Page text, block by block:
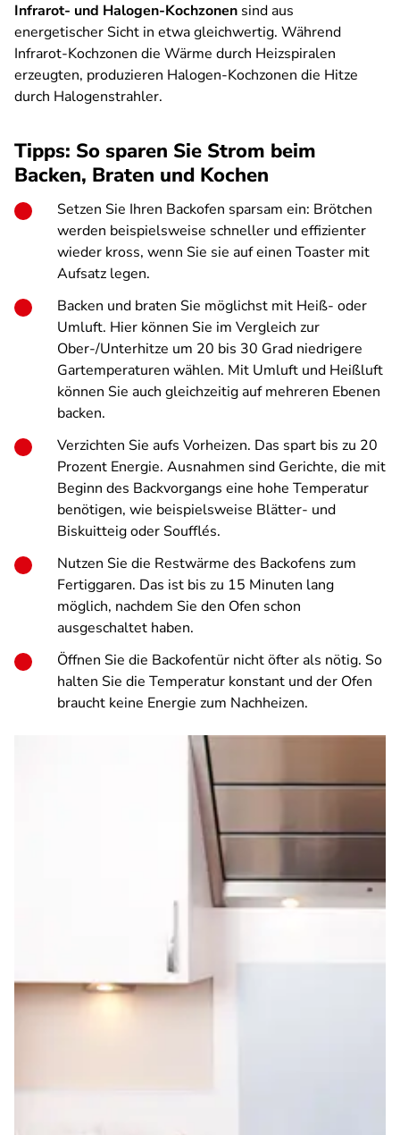
Infrarot- und Halogen-Kochzonen sind aus
energetischer Sicht in etwa gleichwertig. Während
Infrarot-Kochzonen die Wärme durch Heizspiralen
erzeugten, produzieren Halogen-Kochzonen die Hitze
durch Halogenstrahler.
Tipps: So sparen Sie Strom beim
Backen, Braten und Kochen
Setzen Sie Ihren Backofen sparsam ein: Brötchen
werden beispielsweise schneller und effizienter
wieder kross, wenn Sie sie auf einen Toaster mit
Aufsatz legen.
Backen und braten Sie möglichst mit Heiß- oder
Umluft. Hier können Sie im Vergleich zur
Ober-/Unterhitze um 20 bis 30 Grad niedrigere
Gartemperaturen wählen. Mit Umluft und Heißluft
können Sie auch gleichzeitig auf mehreren Ebenen
backen.
Verzichten Sie aufs Vorheizen. Das spart bis zu 20
Prozent Energie. Ausnahmen sind Gerichte, die mit
Beginn des Backvorgangs eine hohe Temperatur
benötigen, wie beispielsweise Blätter- und
Biskuitteig oder Soufflés.
Nutzen Sie die Restwärme des Backofens zum
Fertiggaren. Das ist bis zu 15 Minuten lang
möglich, nachdem Sie den Ofen schon
ausgeschaltet haben.
Öffnen Sie die Backofentür nicht öfter als nötig. So
halten Sie die Temperatur konstant und der Ofen
braucht keine Energie zum Nachheizen.